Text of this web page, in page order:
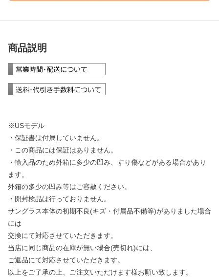
商品説明
※USモデル
・保証書は付属していません。
・この商品には保証はありません。
・輸入品のため外箱に多少の凹み、すり傷などがある場合があり
ます。
外箱の多少の凹み等はご容赦ください。
・開封検品は行っておりません。
サングラス本体の初期不良(キズ・付属品不備等)がありました場合
には
交換にて対応させていただきます。
当店に同じ商品の在庫が無い場合(売切れ)には、
ご返品にて対応させていただきます。
以上をご了承の上、ご注文いただけます様お願い致します。